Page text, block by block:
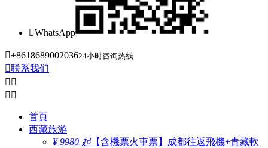
WhatsApp
+861868900203624小时咨询热线
联系我们
 
 
首頁
西藏旅游
¥ 9980 起【含機票火車票】成都往返飛機+青藏軟